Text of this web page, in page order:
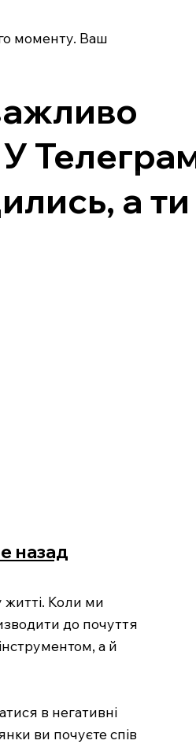
моменту. Ваш
У
а ти
назад
житті. Коли ми
до почуття
а й
в негативні
ви почуєте спів